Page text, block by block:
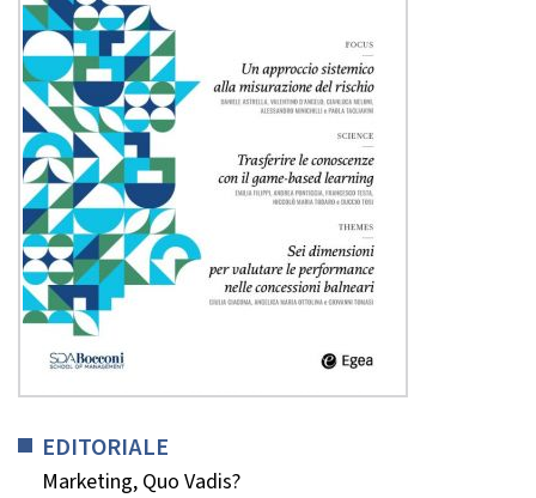
EDITORIALE
Marketing, Quo Vadis?